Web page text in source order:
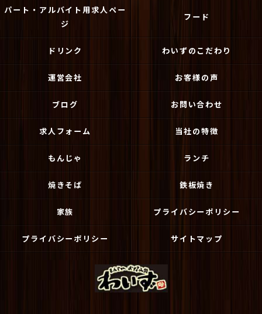
パート・アルバイト用求人ペー
ジ
フード
ドリンク わいずのこだわり
運営会社 お客様の声
ブログ お問い合わせ
求人フォーム 当社の特徴
もんじゃ ランチ
焼きそば 鉄板焼き
家族 プライバシーポリシー
プライバシーポリシー サイトマップ